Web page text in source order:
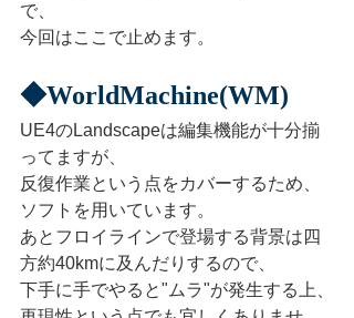
で、
今回はここで止めます。
◆WorldMachine(WM)
UE4のLandscapeは編集機能が十分揃
ってますが、
反復作業という点をカバーするため、
ソフトを用いています。
あとフロイラインで登場する背景は四
方約40kmに及んだりするので、
下手に手でやると"ムラ"が発生する上、